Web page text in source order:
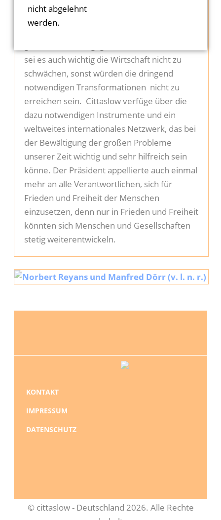
und damit verbunden Probleme mit
Migration und bei der Energiebeschaffung
sei es auch wichtig die Wirtschaft nicht zu
schwächen, sonst würden die dringend
notwendigen Transformationen nicht zu
erreichen sein. Cittaslow verfüge über die
dazu notwendigen Instrumente und ein
weltweites internationales Netzwerk, das bei
der Bewältigung der großen Probleme
unserer Zeit wichtig und sehr hilfreich sein
könne. Der Präsident appellierte auch einmal
mehr an alle Verantwortlichen, sich für
Frieden und Freiheit der Menschen
einzusetzen, denn nur in Frieden und Freiheit
könnten sich Menschen und Gesellschaften
stetig weiterentwickeln.
NAVIGATION
KONTAKT
IMPRESSUM
DATENSCHUTZ
© cittaslow - Deutschland 2026. Alle Rechte
nicht abgelehnt
werden.